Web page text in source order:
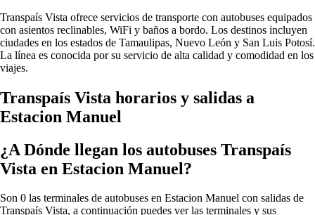
Transpaís Vista ofrece servicios de transporte con autobuses equipados
con asientos reclinables, WiFi y baños a bordo. Los destinos incluyen
ciudades en los estados de Tamaulipas, Nuevo León y San Luis Potosí.
La línea es conocida por su servicio de alta calidad y comodidad en los
viajes.
Transpaís Vista horarios y salidas a
Estacion Manuel
¿A Dónde llegan los autobuses Transpaís
Vista en Estacion Manuel?
Son 0 las terminales de autobuses en Estacion Manuel con salidas de
Transpaís Vista, a continuación puedes ver las terminales y sus